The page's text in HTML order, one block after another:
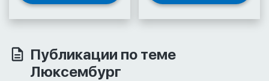
Публикации по теме
Люксембург